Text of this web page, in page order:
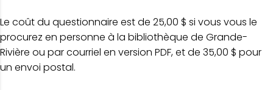
Le coût du questionnaire est de 25,00 $ si vous vous le
procurez en personne à la bibliothèque de Grande-
Rivière ou par courriel en version PDF, et de 35,00 $ pour
un envoi postal.